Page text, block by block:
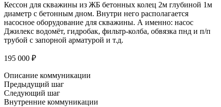
Кессон для скважины из ЖБ бетонных колец 2м глубиной 1м
диаметр с бетонным дном. Внутри него располагается
насосное оборудование для скважины. А именно: насос
Джилекс водомёт, гидробак, фильтр-колба, обвязка пнд и п/п
трубой с запорной арматурой и т.д.
195 000 ₽
Описание коммуникации
Предыдущий шаг
Следующий шаг
Внутренние коммуникации